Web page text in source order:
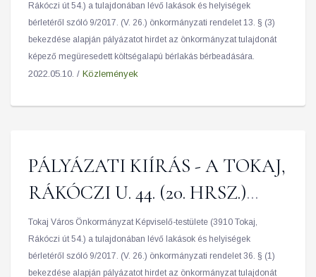
Rákóczi út 54.) a tulajdonában lévő lakások és helyiségek
bérletéről szóló 9/2017. (V. 26.) önkormányzati rendelet 13. § (3)
bekezdése alapján pályázatot hirdet az önkormányzat tulajdonát
képező megüresedett költségalapú bérlakás bérbeadására.
2022.05.10. / Közlemények
PÁLYÁZATI KIÍRÁS - A TOKAJ,
RÁKÓCZI U. 44. (20. HRSZ.)
ALATTI ÜZLET
HASZNOSÍTÁSÁRA
Tokaj Város Önkormányzat Képviselő-testülete (3910 Tokaj,
Rákóczi út 54.) a tulajdonában lévő lakások és helyiségek
bérletéről szóló 9/2017. (V. 26.) önkormányzati rendelet 36. § (1)
bekezdése alapján pályázatot hirdet az önkormányzat tulajdonát